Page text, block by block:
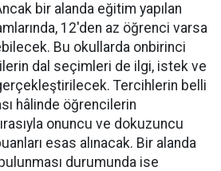
bir alanda eğitim yapılan
12'den az öğrenci varsa
Bu okullarda onbirinci
dal seçimleri de ilgi, istek ve
Tercihlerin belli
hâlinde öğrencilerin
onuncu ve dokuzuncu
esas alınacak. Bir alanda
durumunda ise